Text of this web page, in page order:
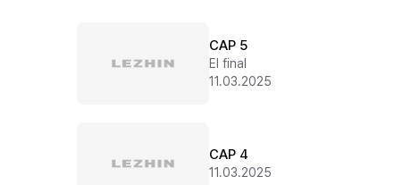
CAP 5
El final
11.03.2025
CAP 4
11.03.2025